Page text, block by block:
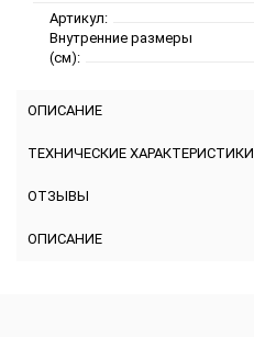
Артикул:
Внутренние размеры
(см):
ОПИСАНИЕ
ТЕХНИЧЕСКИЕ ХАРАКТЕРИСТИКИ
ОТЗЫВЫ
ОПИСАНИЕ